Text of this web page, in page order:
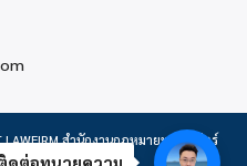
LAWFIRM สำนักงานกฎหมายพงษ์รพัตร์